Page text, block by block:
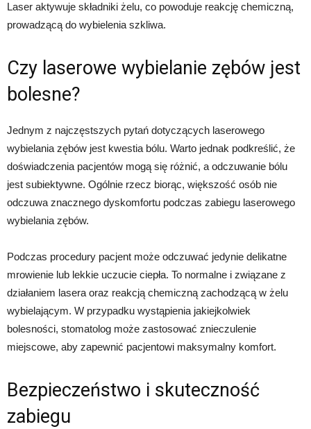
Laser aktywuje składniki żelu, co powoduje reakcję chemiczną,
prowadzącą do wybielenia szkliwa.
Czy laserowe wybielanie zębów jest
bolesne?
Jednym z najczęstszych pytań dotyczących laserowego
wybielania zębów jest kwestia bólu. Warto jednak podkreślić, że
doświadczenia pacjentów mogą się różnić, a odczuwanie bólu
jest subiektywne. Ogólnie rzecz biorąc, większość osób nie
odczuwa znacznego dyskomfortu podczas zabiegu laserowego
wybielania zębów.
Podczas procedury pacjent może odczuwać jedynie delikatne
mrowienie lub lekkie uczucie ciepła. To normalne i związane z
działaniem lasera oraz reakcją chemiczną zachodzącą w żelu
wybielającym. W przypadku wystąpienia jakiejkolwiek
bolesności, stomatolog może zastosować znieczulenie
miejscowe, aby zapewnić pacjentowi maksymalny komfort.
Bezpieczeństwo i skuteczność
zabiegu